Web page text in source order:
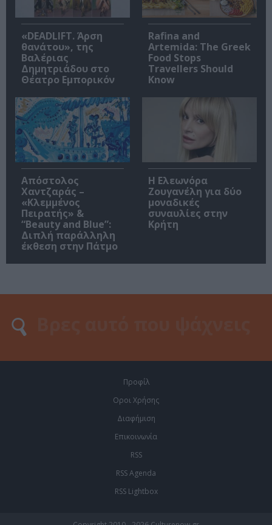
«DEADLIFT. Άρση
θανάτου», της
Βαλέριας
Δημητριάδου στο
Θέατρο Εμπορικόν
Rafina and
Artemida: The Greek
Food Stops
Travellers Should
Know
Απόστολος
Χαντζαράς –
«Κλεμμένος
Πειρατής» &
“Beauty and Blue”:
Διπλή παράλληλη
έκθεση στην Πάτμο
Η Ελεωνόρα
Ζουγανέλη για δύο
μοναδικές
συναυλίες στην
Κρήτη
Προφίλ
Οροι Χρήσης
Διαφήμιση
Επικοινωνία
RSS
RSS Agenda
RSS Lightbox